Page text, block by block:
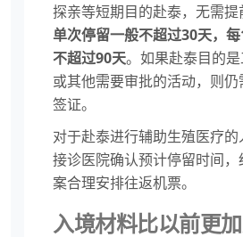
探亲等短期目的赴泰，无需提
单次停留一般不超过30天，
不超过90天。如果赴泰目的
或其他需要审批的活动，则
签证。
对于赴泰进行辅助生殖医疗
接诊医院确认预计停留时间
案合理安排往返机票。
入境材料比以前更